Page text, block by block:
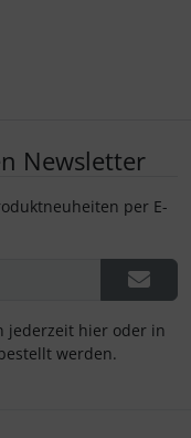
Newsletter
per E-
jederzeit hier oder in
werden.